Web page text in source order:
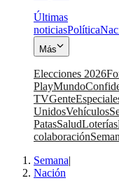
Últimas
noticiasPolítica
Más
Elecciones 2026
PlayMundo
TVGente
UnidosVehículos
PatasSaludLoterías
colaboración
Semana|
Nación